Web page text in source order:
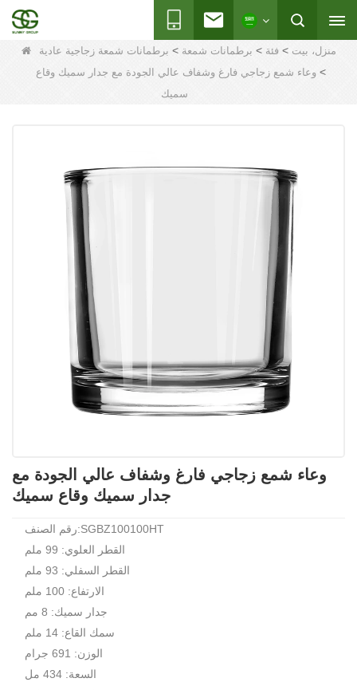
منزل، بيت >فئة > برطمانات شمعة > برطمانات شمعة زجاجية عادية
> وعاء شمع زجاجي فارغ وشفاف عالي الجودة مع جدار سميك وقاع
سميك
وعاء شمع زجاجي فارغ وشفاف عالي الجودة مع
جدار سميك وقاع سميك
رقم الصنف:SGBZ100100HT
القطر العلوي: 99 ملم
القطر السفلي: 93 ملم
الارتفاع: 100 ملم
جدار سميك: 8 مم
سمك القاع: 14 ملم
الوزن: 691 جرام
السعة: 434 مل